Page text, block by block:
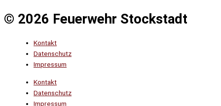
© 2026 Feuerwehr Stockstadt
Kontakt
Datenschutz
Impressum
Kontakt
Datenschutz
Impressum